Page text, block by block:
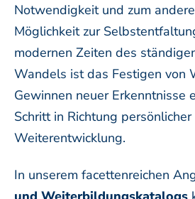
Notwendigkeit und zum
Möglichkeit zur
modernen Zeiten des
Wandels ist das Festigen von
Gewinnen neuer Erkenntnisse
Schritt in Richtung
Weiterentwicklung.
In unserem facettenreichen